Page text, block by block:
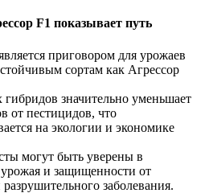
F1 показывает путь
приговором для урожаев
сортам как Агрессор
гибридов значительно уменьшает
от пестицидов, что
на экологии и экономике
могут быть уверены в
урожая и защищенности от
заболевания.